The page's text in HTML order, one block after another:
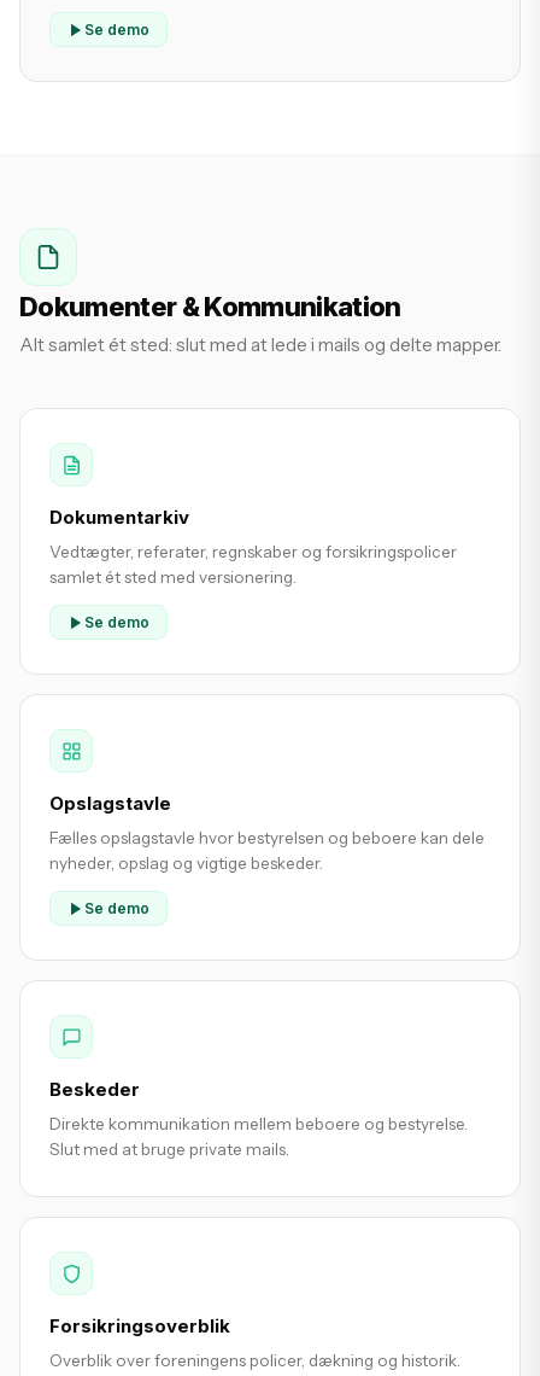
Se demo
Dokumenter & Kommunikation
Alt samlet ét sted: slut med at lede i mails og delte mapper.
Dokumentarkiv
Vedtægter, referater, regnskaber og forsikringspolicer
samlet ét sted med versionering.
Se demo
Opslagstavle
Fælles opslagstavle hvor bestyrelsen og beboere kan dele
nyheder, opslag og vigtige beskeder.
Se demo
Beskeder
Direkte kommunikation mellem beboere og bestyrelse.
Slut med at bruge private mails.
Forsikringsoverblik
Overblik over foreningens policer, dækning og historik.